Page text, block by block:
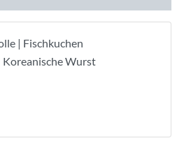
| Fischkuchen
Wurst